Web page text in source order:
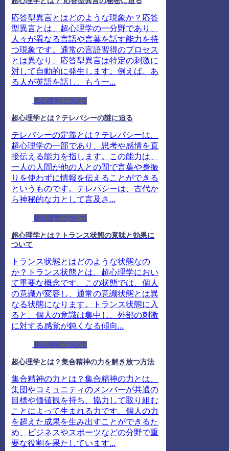
応答型異言とはどのような現象か？応答
型異言とは、超心理学の一分野であり、
人々が異なる言語や言葉を話す能力を持
つ現象です。通常の言語習得のプロセス
とは異なり、応答型異言は特定の刺激に
対して自動的に発生します。例えば、あ
る人が英語を話し、もう一...
超心理学について
超心理学とは？テレパシーの謎に迫る
テレパシーの定義とは？テレパシーは、
超心理学の一部であり、思考や感情を直
接伝える能力を指します。この能力は、
一人の人間が他の人との間で言葉や身振
りを使わずに情報を伝えることができる
というものです。テレパシーは、古代か
ら神秘的な力として言及さ...
超心理学について
超心理学とは？トランス状態の意味と効果に
ついて
トランス状態とはどのような状態なの
か？トランス状態とは、超心理学におい
て重要な概念です。この状態では、個人
の意識が変容し、通常の意識状態とは異
なる状態になります。トランス状態に入
ると、個人の意識は集中し、外部の刺激
に対する感覚が鈍くなる傾向...
超心理学について
超心理学とは？集合精神の力を解き放つ方法
集合精神の力とは？集合精神の力とは、
集団やコミュニティのメンバーが共通の
目標や価値観を持ち、協力して取り組む
ことによって生まれる力です。個人の力
を超えた成果を生み出すことができるた
め、ビジネスやスポーツなどの分野で重
要な役割を果たしています...